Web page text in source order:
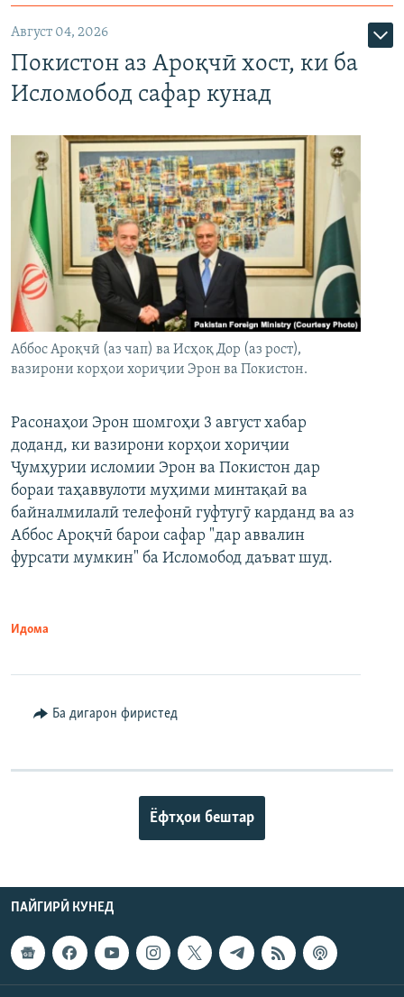
Август 04, 2026
Покистон аз Ароқчӣ хост, ки ба
Исломобод сафар кунад
Аббос Ароқчӣ (аз чап) ва Исҳоқ Дор (аз рост),
вазирони корҳои хориҷии Эрон ва Покистон.
Расонаҳои Эрон шомгоҳи 3 август хабар
доданд, ки вазирони корҳои хориҷии
Ҷумҳурии исломии Эрон ва Покистон дар
бораи таҳаввулоти муҳими минтақаӣ ва
байналмилалӣ телефонӣ гуфтугӯ карданд ва аз
Аббос Ароқчӣ барои сафар "дар аввалин
фурсати мумкин" ба Исломобод даъват шуд.
Идома
Ба дигарон фиристед
Ёфтҳои бештар
ПАЙГИРӢ КУНЕД